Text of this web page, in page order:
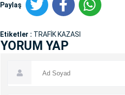
Paylaş
Etiketler : TRAFİK KAZASI
YORUM YAP